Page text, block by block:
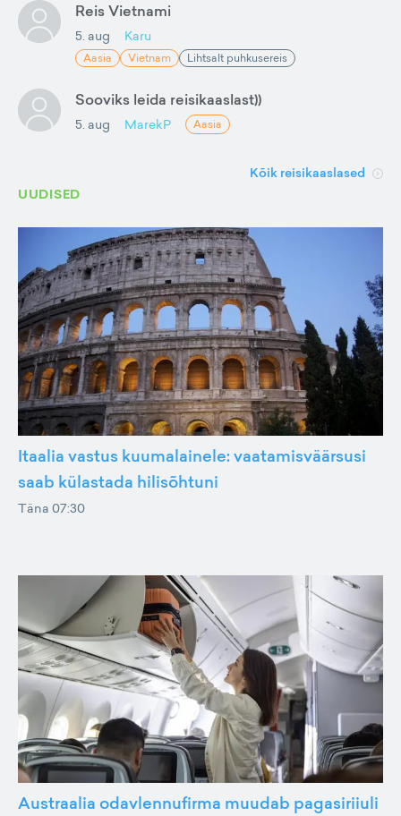
Reis Vietnami
5. aug Karu
Aasia Vietnam Lihtsalt puhkusereis
Sooviks leida reisikaaslast))
5. aug MarekP Aasia
Kõik reisikaaslased
UUDISED
Itaalia vastus kuumalainele: vaatamisväärsusi
saab külastada hilisõhtuni
Täna 07:30
Austraalia odavlennufirma muudab pagasiriiuli